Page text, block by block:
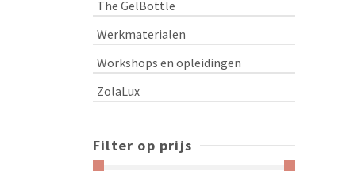
The GelBottle
Werkmaterialen
Workshops en opleidingen
ZolaLux
Filter op prijs